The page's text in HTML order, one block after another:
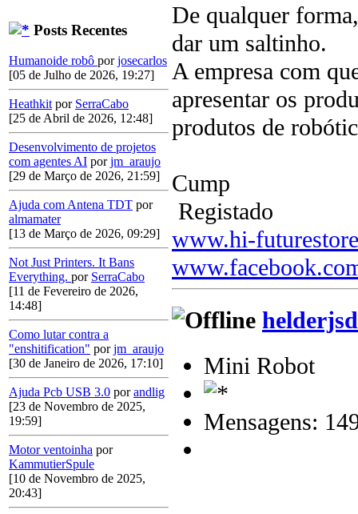
Posts Recentes
Humanoide robô porjosecarlos
[05 de Julho de 2026, 19:27]
Heathkit por SerraCabo
[25 de Abril de 2026, 12:48]
Desenvolvimento de projetos
com agentes AI porjm_araujo
[29 de Março de 2026, 21:59]
Ajuda com Antena TDT por
almamater
[13 de Março de 2026, 09:29]
Not Just Printers. It Bans
Everything. por SerraCabo
[11 de Fevereiro de 2026,
14:48]
Como lutar contra a
"enshitification" porjm_araujo
[30 de Janeiro de 2026, 17:10]
Ajuda Pcb USB 3.0 porandlig
[23 de Novembro de 2025,
19:59]
Motor ventoinha por
KammutierSpule
[10 de Novembro de 2025,
20:43]
De qualquer
dar um saltinho.
A empresa com
apresentar os
produtos de
Cump
Registado
www.hi-
helderjsd
Mini Robot
Mensagens: